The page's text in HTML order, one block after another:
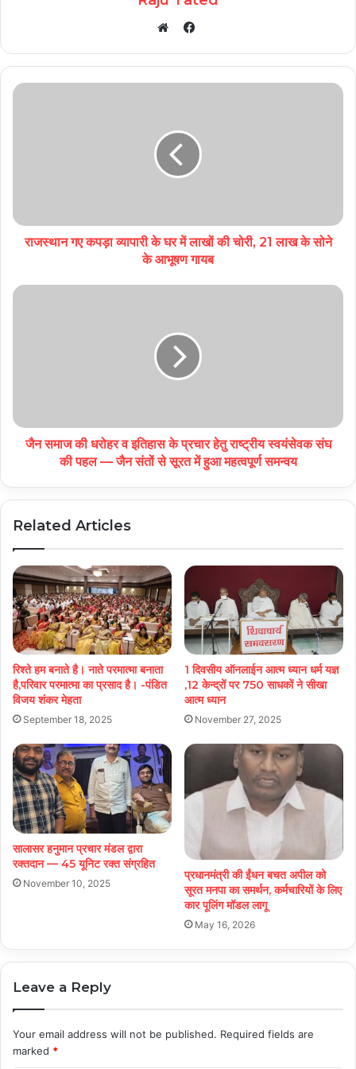
Facebook
राजस्थान गए कपड़ा व्यापारी के घर में लाखों की चोरी, 21 लाख के सोने
के आभूषण गायब
जैन समाज की धरोहर व इतिहास के प्रचार हेतु राष्ट्रीय स्वयंसेवक संघ
की पहल — जैन संतों से सूरत में हुआ महत्वपूर्ण समन्वय
Related Articles
रिश्ते हम बनाते है। नाते परमात्मा बनाता
है,परिवार परमात्मा का प्रसाद है। -पंडित
विजय शंकर मेहता
September 18, 2025
1 दिवसीय ऑनलाईन आत्म ध्यान धर्म यज्ञ
,12 केन्द्रों पर 750 साधकों ने सीखा
आत्म ध्यान
November 27, 2025
सालासर हनुमान प्रचार मंडल द्वारा
रक्तदान — 45 यूनिट रक्त संग्रहित
November 10, 2025
प्रधानमंत्री की ईंधन बचत अपील को
सूरत मनपा का समर्थन, कर्मचारियों के लिए
कार पूलिंग मॉडल लागू
May 16, 2026
Leave a Reply
Your email address will not be published. Required fields are
marked *